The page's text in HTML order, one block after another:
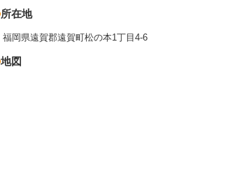
所在地
福岡県遠賀郡遠賀町松の本1丁目4-6
地図